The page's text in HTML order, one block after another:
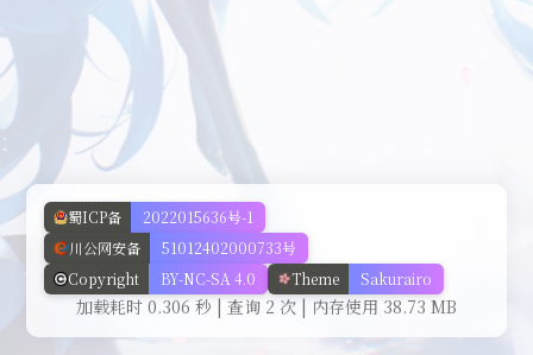
蜀ICP备
2022015636号-1
川公网安备
51012402000733号
Copyright
BY-NC-SA 4.0 Theme Sakurairo
加载耗时 0.306 秒 | 查询 2 次 | 内存使用 38.73 MB